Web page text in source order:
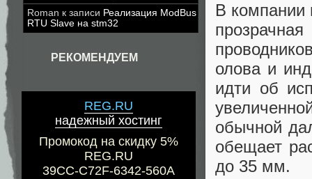
Roman к записи Реализация ModBus
RTU Slave на stm32
РЕКОМЕНДУЕМ
REG.RU
надежный хостинг
Промокод на скидку 5%
REG.RU
39CC-C72F-6342-560A
В компании
олова и
идти об
обычной
обещает
до 35 мм.